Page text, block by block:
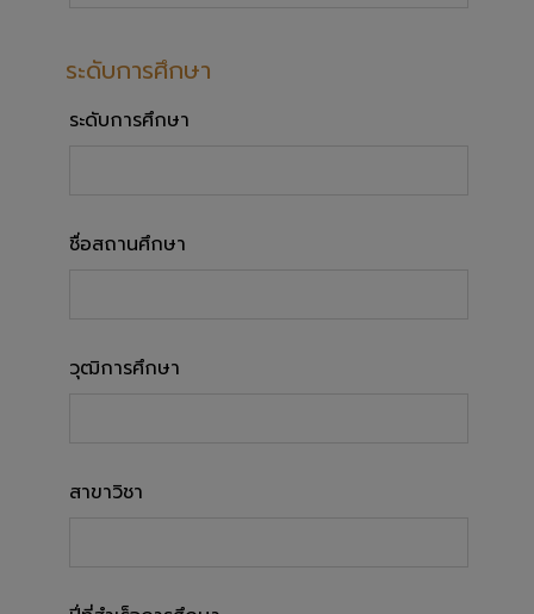
ระดับการศึกษา
ระดับการศึกษา
ชื่อสถานศึกษา
วุฒิการศึกษา
สาขาวิชา